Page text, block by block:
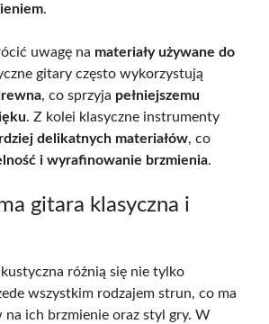
.
uwagę na materiały używane do
gitary często wykorzystują
, co sprzyja pełniejszemu
. Z kolei klasyczne instrumenty
delikatnych materiałów, co
i wyrafinowanie brzmienia.
gitara klasyczna i
różnią się nie tylko
wszystkim rodzajem strun, co ma
na ich brzmienie oraz styl gry. W